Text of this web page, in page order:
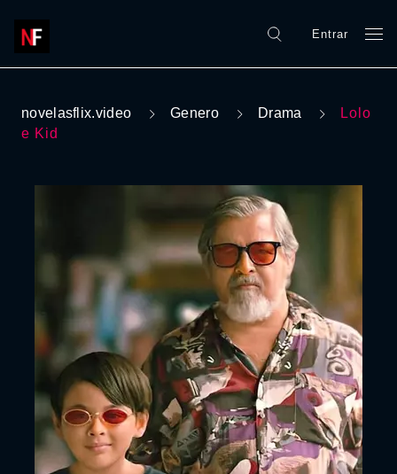
Entrar
novelasflix.video Genero Drama
Lolo
e Kid